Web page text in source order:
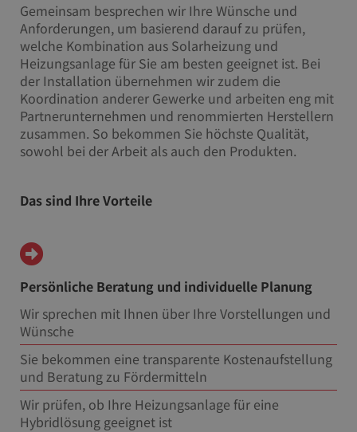
Gemeinsam besprechen wir Ihre Wünsche und
Anforderungen, um basierend darauf zu prüfen,
welche Kombination aus Solarheizung und
Heizungsanlage für Sie am besten geeignet ist. Bei
der Installation übernehmen wir zudem die
Koordination anderer Gewerke und arbeiten eng mit
Partnerunternehmen und renommierten Herstellern
zusammen. So bekommen Sie höchste Qualität,
sowohl bei der Arbeit als auch den Produkten.
Das sind Ihre Vorteile
Persönliche Beratung und individuelle Planung
Wir sprechen mit Ihnen über Ihre Vorstellungen und
Wünsche
Sie bekommen eine transparente Kostenaufstellung
und Beratung zu Fördermitteln
Wir prüfen, ob Ihre Heizungsanlage für eine
Hybridlösung geeignet ist